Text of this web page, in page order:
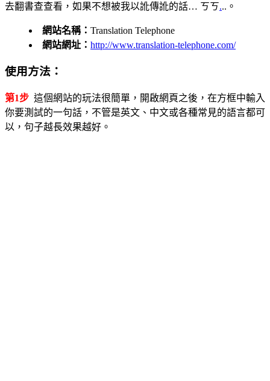
去翻書查查看，如果不想被我以訛傳訛的話… ㄎㄎ...。
網站名稱： Translation Telephone
網站網址： http://www.translation-telephone.com/
使用方法：
第1步 這個網站的玩法很簡單，開啟網頁之後，在方框中輸入
你要測試的一句話，不管是英文、中文或各種常見的語言都可
以，句子越長效果越好。